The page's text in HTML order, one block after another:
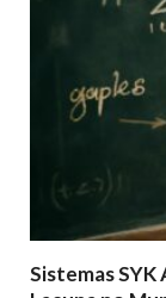
Sistemas